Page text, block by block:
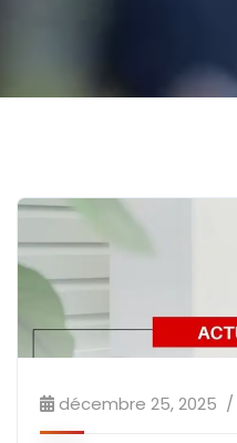
décembre 25, 2025